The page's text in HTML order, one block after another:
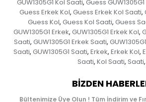
GUW1305G1 Kol Saati, Guess
Guess Erkek Kol, Guess Erkek Kol Saati,
Guess Kol, Guess Kol Saati, Guess
GUW1305G1 Erkek, GUW1305G1 Erkek Kol,
Saati, GUW1305G1 Erkek Saati,
Saati, GUW1305G1 Saati, Erkek, Erkek Kol,
Saati, Kol Saati, Saati,
BIZDEN
Bültenimize Üye Olun ! Tüm İndirim ve